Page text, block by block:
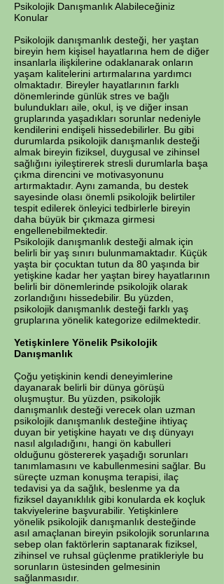
Psikolojik Danışmanlık Alabileceğiniz
Konular
Psikolojik danışmanlık desteği, her yaştan
bireyin hem kişisel hayatlarına hem de diğer
insanlarla ilişkilerine odaklanarak onların
yaşam kalitelerini artırmalarına yardımcı
olmaktadır. Bireyler hayatlarının farklı
dönemlerinde günlük stres ve bağlı
bulundukları aile, okul, iş ve diğer insan
gruplarında yaşadıkları sorunlar nedeniyle
kendilerini endişeli hissedebilirler. Bu gibi
durumlarda psikolojik danışmanlık desteği
almak bireyin fiziksel, duygusal ve zihinsel
sağlığını iyileştirerek stresli durumlarla başa
çıkma direncini ve motivasyonunu
artırmaktadır. Aynı zamanda, bu destek
sayesinde olası önemli psikolojik belirtiler
tespit edilerek önleyici tedbirlerle bireyin
daha büyük bir çıkmaza girmesi
engellenebilmektedir.
Psikolojik danışmanlık desteği almak için
belirli bir yaş sınırı bulunmamaktadır. Küçük
yaşta bir çocuktan tutun da 80 yaşında bir
yetişkine kadar her yaştan birey hayatlarının
belirli bir dönemlerinde psikolojik olarak
zorlandığını hissedebilir. Bu yüzden,
psikolojik danışmanlık desteği farklı yaş
gruplarına yönelik kategorize edilmektedir.
Yetişkinlere Yönelik Psikolojik
Danışmanlık
Çoğu yetişkinin kendi deneyimlerine
dayanarak belirli bir dünya görüşü
oluşmuştur. Bu yüzden, psikolojik
danışmanlık desteği verecek olan uzman
psikolojik danışmanlık desteğine ihtiyaç
duyan bir yetişkine hayatı ve dış dünyayı
nasıl algıladığını, hangi ön kabulleri
olduğunu göstererek yaşadığı sorunları
tanımlamasını ve kabullenmesini sağlar. Bu
süreçte uzman konuşma terapisi, ilaç
tedavisi ya da sağlık, beslenme ya da
fiziksel dayanıklılık gibi konularda ek koçluk
takviyelerine başvurabilir. Yetişkinlere
yönelik psikolojik danışmanlık desteğinde
asıl amaçlanan bireyin psikolojik sorunlarına
sebep olan faktörlerin saptanarak fiziksel,
zihinsel ve ruhsal güçlenme pratikleriyle bu
sorunların üstesinden gelmesinin
sağlanmasıdır.